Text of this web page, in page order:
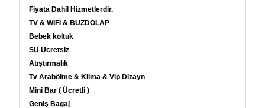
Fiyata Dahil Hizmetlerdir.
TV & WİFİ & BUZDOLAP
Bebek koltuk
SU Ücretsiz
Atıştırmalık
Tv Arabölme & Klima & Vip Dizayn
Mini Bar ( Ücretli )
Geniş Bagaj